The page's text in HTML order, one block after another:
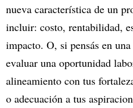
nueva característica de un
incluir: costo, rentabilidad,
impacto. O, si pensás en
evaluar una oportunidad
alineamiento con tus
o adecuación a tus